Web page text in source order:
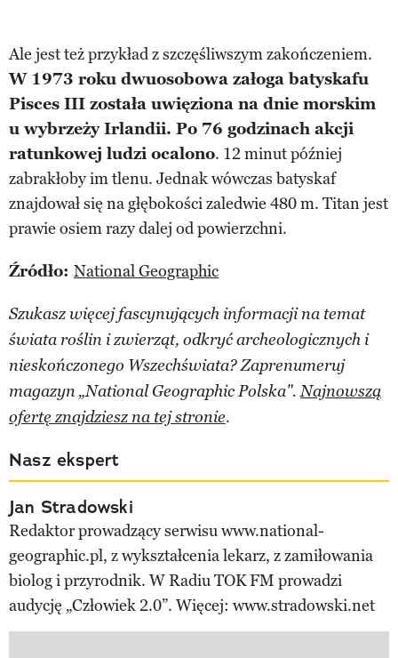
Ale jest też przykład z szczęśliwszym zakończeniem.
W 1973 roku dwuosobowa załoga batyskafu
Pisces III została uwięziona na dnie morskim
u wybrzeży Irlandii. Po 76 godzinach akcji
ratunkowej ludzi ocalono. 12 minut później
zabrakłoby im tlenu. Jednak wówczas batyskaf
znajdował się na głębokości zaledwie 480 m. Titan jest
prawie osiem razy dalej od powierzchni.
Źródło: National Geographic
Szukasz więcej fascynujących informacji na temat
świata roślin i zwierząt, odkryć archeologicznych i
nieskończonego Wszechświata? Zaprenumeruj
magazyn „National Geographic Polska".Najnowszą
ofertę znajdziesz na tej stronie.
Nasz ekspert
Jan Stradowski
Redaktor prowadzący serwisu www.national-
geographic.pl, z wykształcenia lekarz, z zamiłowania
biolog i przyrodnik. W Radiu TOK FM prowadzi
audycję „Człowiek 2.0”. Więcej: www.stradowski.net